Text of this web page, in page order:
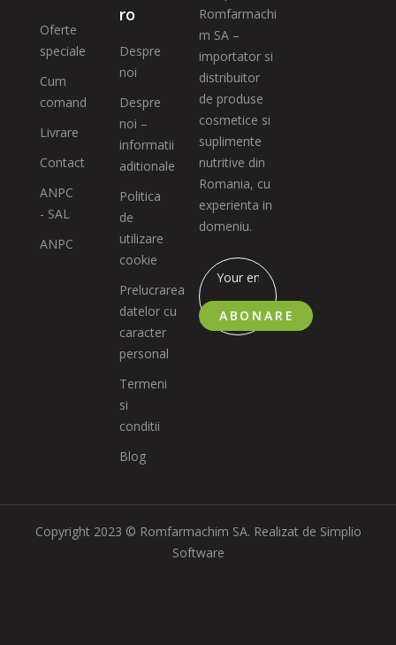
Oferte
speciale
Cum
comand
Livrare
Contact
ANPC
- SAL
ANPC
ro
Despre
noi
Despre
noi –
informatii
aditionale
Politica
de
utilizare
cookie
Prelucrarea
datelor cu
caracter
personal
Termeni
si
conditii
Blog
Romfarmachi
m SA –
importator si
distribuitor
de produse
cosmetice si
suplimente
nutritive din
Romania, cu
experienta in
domeniu.
ABONARE
Copyright 2023 © Romfarmachim SA. Realizat de Simplio
Software